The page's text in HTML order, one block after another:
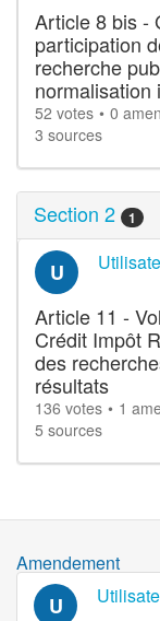
Article 8 bis -
participation
recherche
normalisation
52 votes 0
3 sources
Section 2 1
U
Article 11 -
Crédit Impôt
des
résultats
136 votes 1
5 sources
Amendement
U